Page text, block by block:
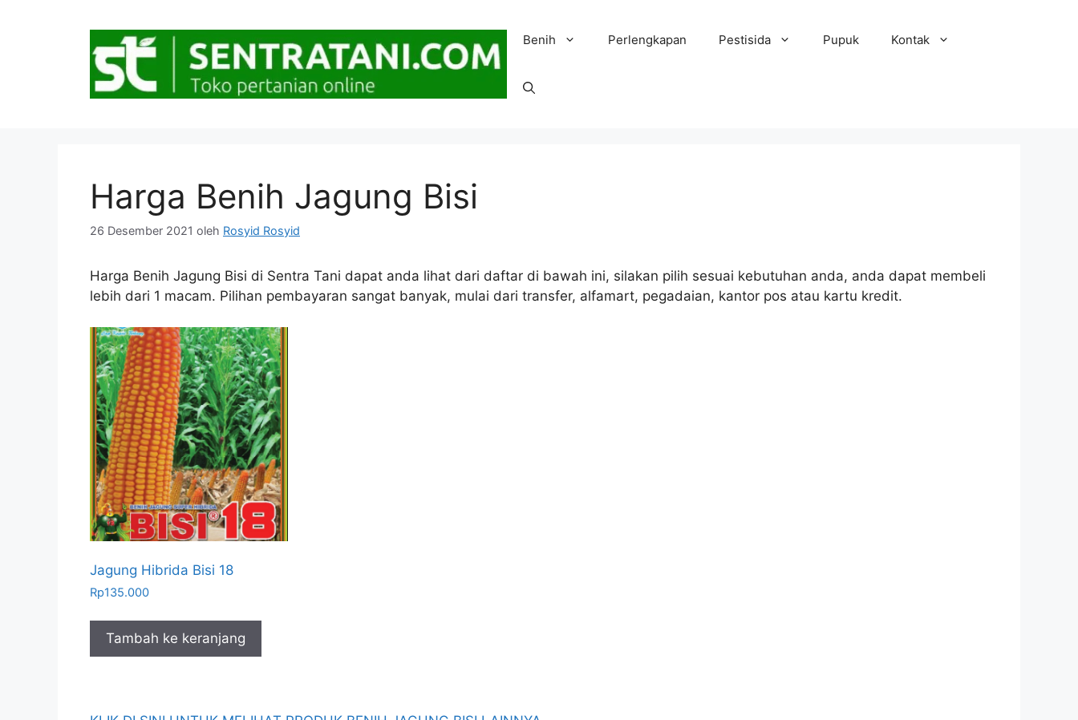
Benih Perlengkapan Pestisida Pupuk Kontak
Harga Benih Jagung Bisi
26 Desember 2021 oleh Rosyid Rosyid
Harga Benih Jagung Bisi di Sentra Tani dapat anda lihat dari daftar di bawah ini, silakan pilih sesuai kebutuhan anda, anda dapat membeli
lebih dari 1 macam. Pilihan pembayaran sangat banyak, mulai dari transfer, alfamart, pegadaian, kantor pos atau kartu kredit.
Jagung Hibrida Bisi 18
Rp135.000
Tambah ke keranjang